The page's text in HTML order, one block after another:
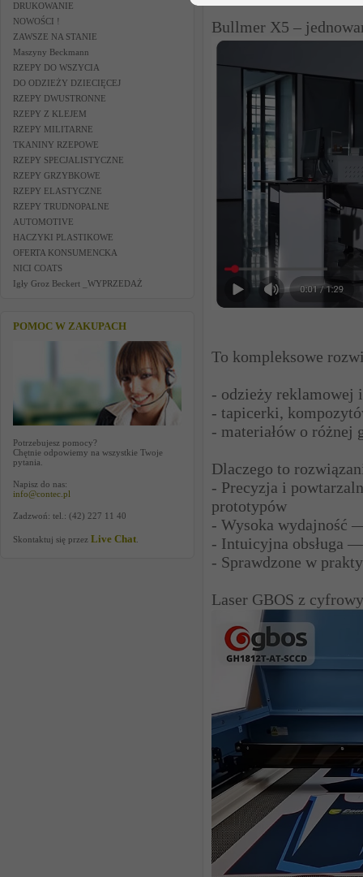
DRUKOWANIE
NOWOŚCI !
ZAWSZE NA STANIE
Maszyny Beckmann
RZEPY DO WSZYCIA
DO ODZIEŻY DZIECIĘCEJ
RZEPY DWUSTRONNE
RZEPY Z KLEJEM
RZEPY MILITARNE
TKANINY RZEPOWE
RZEPY SPECJALISTYCZNE
RZEPY GRZYBKOWE
RZEPY ELASTYCZNE
RZEPY TRUDNOPALNE
AUTOMOTIVE
HACZYKI PLASTIKOWE
OFERTA KONSUMENCKA
NICI COATS
Igły Groz Beckert _WYPRZEDAŻ
POMOC W ZAKUPACH
Potrzebujesz pomocy?
Chętnie odpowiemy na wszystkie Twoje
pytania.
Napisz do nas:
info@contec.pl
Zadzwoń: tel.: (42) 227 11 40
Skontaktuj się przez Live Chat
Bullmer X5 –
To kompleksowe
- odzieży reklamowej
- tapicerki,
- materiałów o różnej
Dlaczego to
- Precyzja i
prototypów
- Wysoka wydajność
- Intuicyjna obsługa
- Sprawdzone w
Laser GBOS z